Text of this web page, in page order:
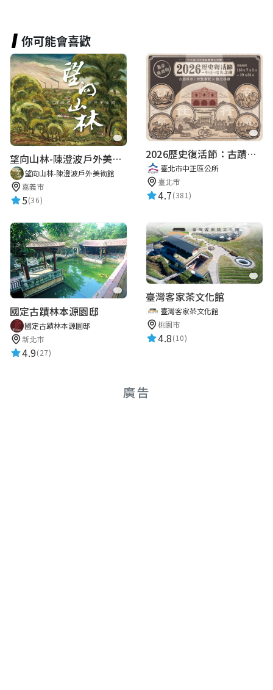
你可能會喜歡
望向山林-陳澄波戶外美術館
望向山林-陳澄波戶外美術館
嘉義市
5(36)
2026歷史復活節：古蹟尋章 | 智慧導覽 × 拾光尋禮
臺北市中正區公所
臺北市
4.7(381)
國定古蹟林本源園邸
國定古蹟林本源園邸
新北市
4.9(27)
臺灣客家茶文化館
臺灣客家茶文化館
桃園市
4.8(10)
廣告